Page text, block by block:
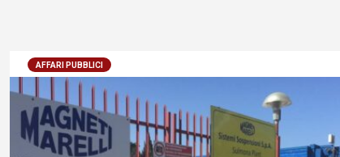
AFFARI PUBBLICI